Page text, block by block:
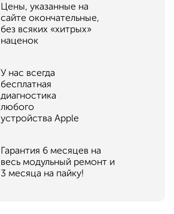
Цены, указанные на
сайте окончательные,
без всяких «хитрых»
наценок
У нас всегда
бесплатная
диагностика
любого
устройства Apple
Гарантия 6 месяцев на
весь модульный ремонт и
3 месяца на пайку!